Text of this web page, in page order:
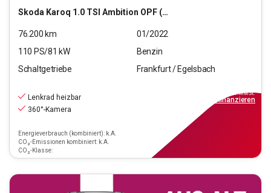
Skoda Karoq 1.0 TSI Ambition OPF (EURO 6d)
76.200 km
01/2022
110 PS/81 kW
Benzin
Schaltgetriebe
Frankfurt / Egelsbach
Lenkrad heizbar
360°-Kamera
Energieverbrauch (kombiniert): k.A.
CO₂-Emissionen kombiniert: k.A.
CO₂-Klasse:
inkl.MwSt.
finanzieren